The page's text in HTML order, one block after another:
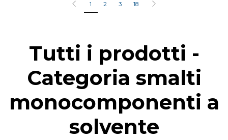
1 2 3 18
Tutti i prodotti -
Categoria smalti
monocomponenti a
solvente